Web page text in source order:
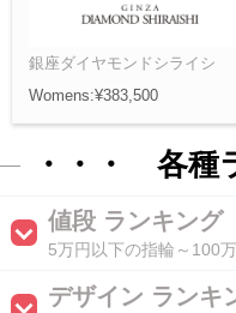
銀座ダイヤモンドシライシ
Womens:¥383,500
・・・ 各種
値段 ランキング
5万円以下の指輪～100
デザイン ランキ